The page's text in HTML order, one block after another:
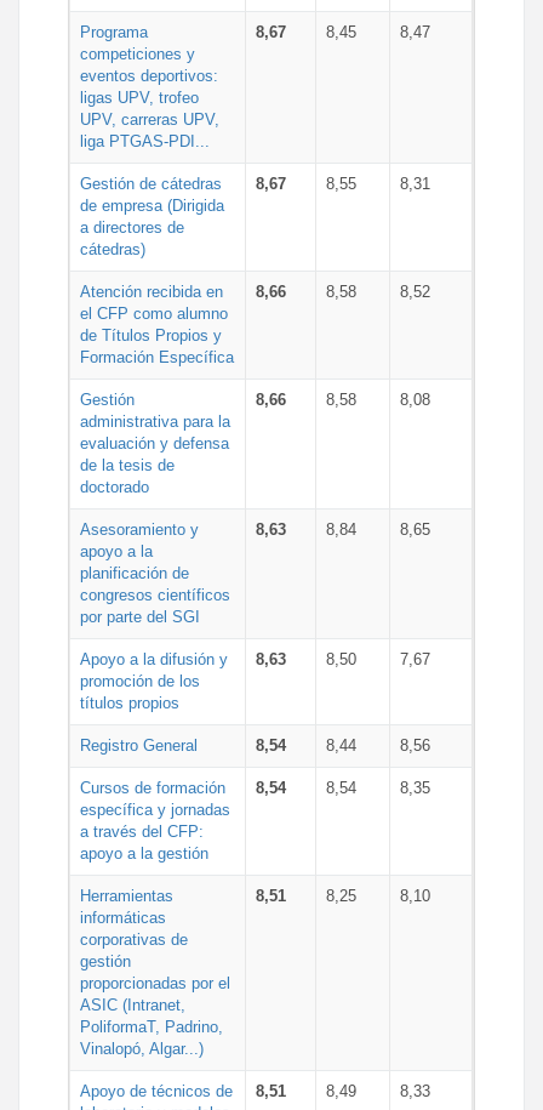
Programa
competiciones y
eventos deportivos:
ligas UPV, trofeo
UPV, carreras UPV,
liga PTGAS-PDI...
8,67 8,45 8,47
Gestión de cátedras
de empresa (Dirigida
a directores de
cátedras)
8,67 8,55 8,31
Atención recibida en
el CFP como alumno
de Títulos Propios y
Formación Específica
8,66 8,58 8,52
Gestión
administrativa para la
evaluación y defensa
de la tesis de
doctorado
8,66 8,58 8,08
Asesoramiento y
apoyo a la
planificación de
congresos científicos
por parte del SGI
8,63 8,84 8,65
Apoyo a la difusión y
promoción de los
títulos propios
8,63 8,50 7,67
Registro General 8,54 8,44 8,56
Cursos de formación
específica y jornadas
a través del CFP:
apoyo a la gestión
8,54 8,54 8,35
Herramientas
informáticas
corporativas de
gestión
proporcionadas por el
ASIC (Intranet,
PoliformaT, Padrino,
Vinalopó, Algar...)
8,51 8,25 8,10
Apoyo de técnicos de
8,51 8,49 8,33